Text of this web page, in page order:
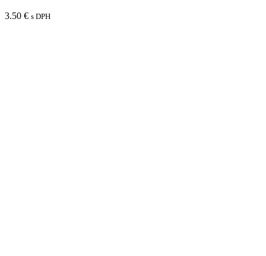
3.50 € s DPH